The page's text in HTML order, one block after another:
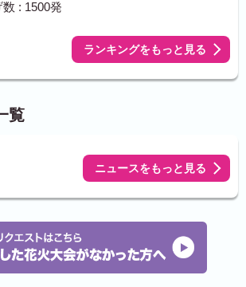
: 1500発
ランキングをもっと見る
覧
ニュースをもっと見る